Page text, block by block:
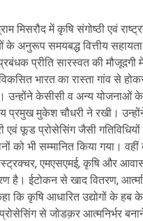
में कृषि संगोष्ठी एवं
समयबद्ध वित्तीय
प्रीति सारस्वत की
भारत का रास्ता गांव से
उन्होंने केसीसी व अन्य योजनाओं
प्रमुख मुकेश चौधरी ने रखी।
प्रोसेसिंग जैसी
भी सम्मानित किया गया।
एमएसएमई, कृषि और आवास
है। ईटोकन से खाद वितरण,
कि कृषि आधारित उद्योगों के
से जोडक़र आत्मनिर्भर